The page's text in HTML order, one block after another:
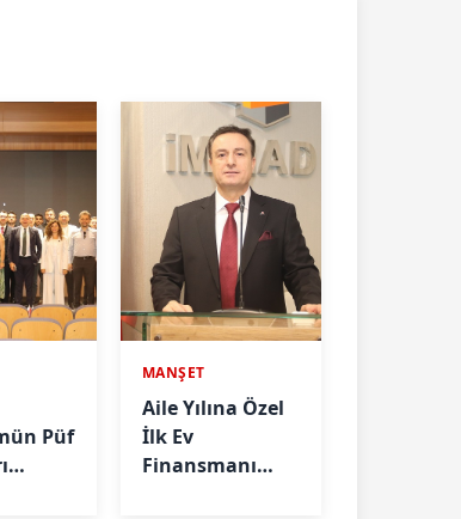
Püf
MANŞET
Aile Yılına Özel
İlk Ev
Finansmanı